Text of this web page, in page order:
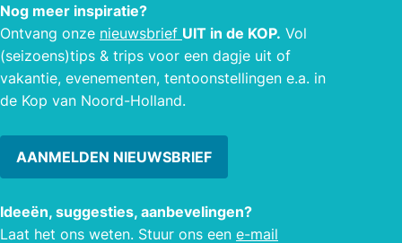
Nog meer inspiratie?
Ontvang onze nieuwsbrief UIT in de KOP. Vol
(seizoens)tips & trips voor een dagje uit of
vakantie, evenementen, tentoonstellingen e.a. in
de Kop van Noord-Holland.
AANMELDEN NIEUWSBRIEF
Ideeën, suggesties, aanbevelingen?
Laat het ons weten. Stuur ons een e-mail